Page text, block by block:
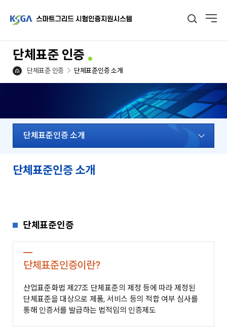
단체표준 인증
단체표준 인증 단체표준인증 소개
단체표준인증 소개
단체표준인증 소개
단체표준인증
단체표준인증이란?
산업표준화법 제27조 단체표준의 제정 등에 따라 제정된
단체표준을 대상으로 제품, 서비스 등의 적합 여부 심사를
통해 인증서를 발급하는 법적임의 인증제도